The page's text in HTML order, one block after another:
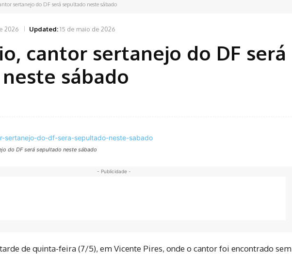
sertanejo do DF será sepultado neste sábado
2026 Updated:15 de maio de 2026
cantor sertanejo do DF será
sábado
do DF será sepultado neste sábado
- Publicidade -
de quinta-feira (7/5), em Vicente Pires, onde o cantor foi encontrado sem